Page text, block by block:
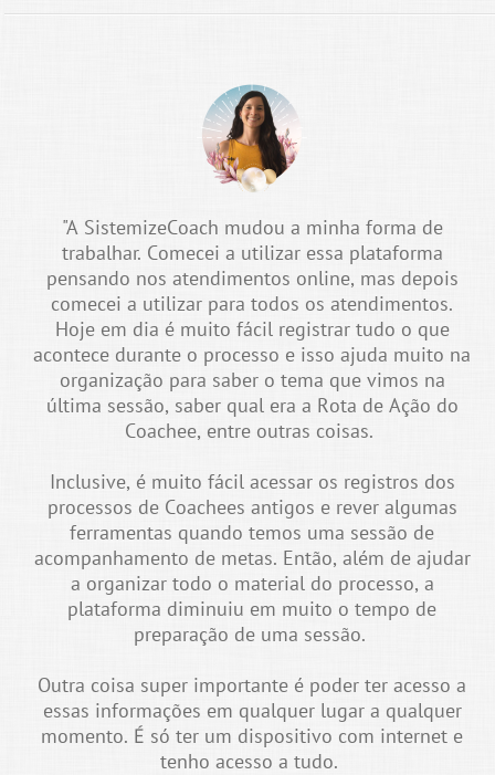
"A SistemizeCoach mudou a minha forma de
trabalhar. Comecei a utilizar essa plataforma
pensando nos atendimentos online, mas depois
comecei a utilizar para todos os atendimentos.
Hoje em dia é muito fácil registrar tudo o que
acontece durante o processo e isso ajuda muito na
organização para saber o tema que vimos na
última sessão, saber qual era a Rota de Ação do
Coachee, entre outras coisas.
Inclusive, é muito fácil acessar os registros dos
processos de Coachees antigos e rever algumas
ferramentas quando temos uma sessão de
acompanhamento de metas. Então, além de ajudar
a organizar todo o material do processo, a
plataforma diminuiu em muito o tempo de
preparação de uma sessão.
Outra coisa super importante é poder ter acesso a
essas informações em qualquer lugar a qualquer
momento. É só ter um dispositivo com internet e
tenho acesso a tudo.